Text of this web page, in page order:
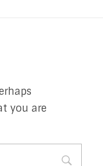
you are